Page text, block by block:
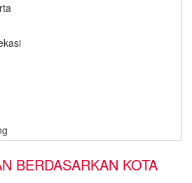
BERDASARKAN KOTA